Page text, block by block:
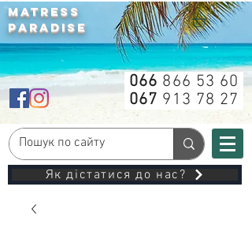
MATRESS
PARADISE
066 866 53 60
067 913 78 27
Як дістатися до нас?